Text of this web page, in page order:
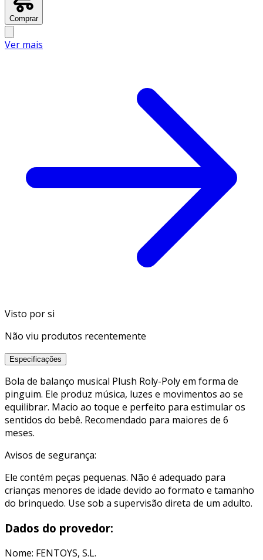
Comprar
Ver mais
Visto por si
Não viu produtos recentemente
Especificações
Bola de balanço musical Plush Roly-Poly em forma de
pinguim. Ele produz música, luzes e movimentos ao se
equilibrar. Macio ao toque e perfeito para estimular os
sentidos do bebê. Recomendado para maiores de 6
meses.
Avisos de segurança:
Ele contém peças pequenas. Não é adequado para
crianças menores de idade devido ao formato e tamanho
do brinquedo. Use sob a supervisão direta de um adulto.
Dados do provedor:
Nome: FENTOYS, S.L.